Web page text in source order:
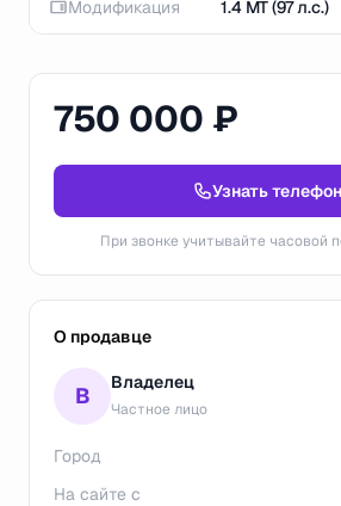
Модификация 1.4 MT (97 л.с.)
750 000 ₽
Узнать телефон
При звонке учитывайте часовой
О продавце
В Владелец
Частное лицо
Город
На сайте с